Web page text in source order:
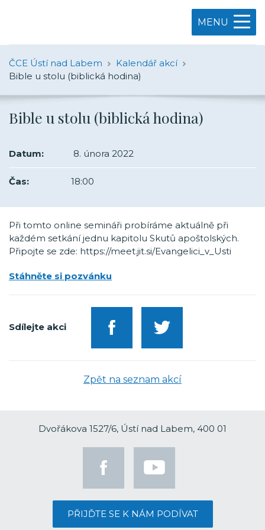
MENU
ČCE Ústí nad Labem
Kalendář akcí
Bible u stolu (biblická hodina)
Bible u stolu (biblická hodina)
Datum: 8. února 2022
Čas: 18:00
Při tomto online semináři probíráme aktuálně při
každém setkání jednu kapitolu Skutů apoštolských.
Připojte se zde: https://meet.jit.si/Evangelici_v_Usti
Stáhněte si pozvánku
Sdílejte akci
Zpět na seznam akcí
Dvořákova 1527/6, Ústí nad Labem, 400 01
PŘIJĎTE SE K NÁM PODÍVAT